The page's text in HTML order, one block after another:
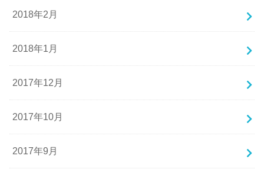
2018年2月
2018年1月
2017年12月
2017年10月
2017年9月